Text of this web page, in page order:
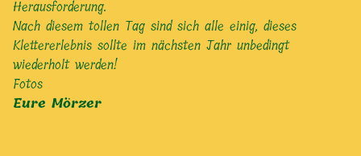
Herausforderung.
Nach diesem tollen Tag sind sich alle einig, dieses
Klettererlebnis sollte im nächsten Jahr unbedingt
wiederholt werden!
Fotos
Eure Mörzer